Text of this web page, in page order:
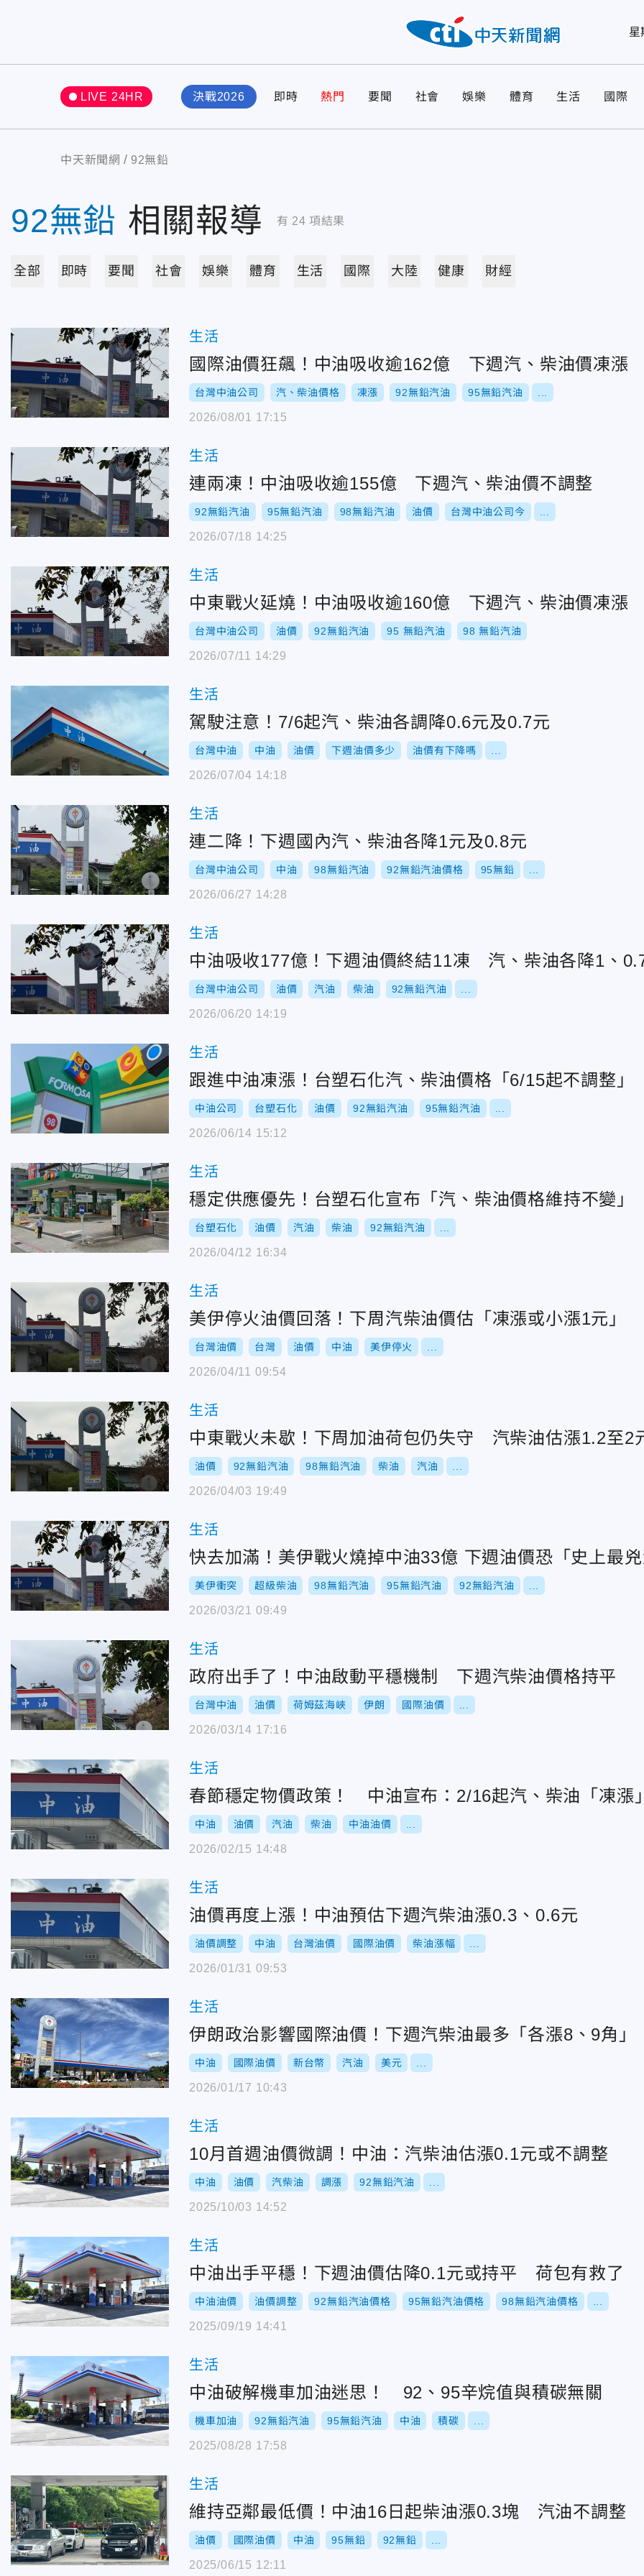
星
LIVE 24HR 決戰2026 即時 熱門 要聞 社會 娛樂 體育 生活 國際
中天新聞網 92無鉛
92無鉛 相關報導 有 24 項結果
全部 即時 要聞 社會 娛樂 體育 生活 國際 大陸 健康 財經
生活
國際油價狂飆！中油吸收逾162億 下週汽、柴油價凍漲
台灣中油公司 汽、柴油價格 凍漲 92無鉛汽油 95無鉛汽油
2026/08/01 17:15
生活
連兩凍！中油吸收逾155億 下週汽、柴油價不調整
92無鉛汽油 95無鉛汽油 98無鉛汽油 油價 台灣中油公司今
2026/07/18 14:25
生活
中東戰火延燒！中油吸收逾160億 下週汽、柴油價凍漲
台灣中油公司 油價 92無鉛汽油 95 無鉛汽油 98 無鉛汽油
2026/07/11 14:29
生活
駕駛注意！7/6起汽、柴油各調降0.6元及0.7元
台灣中油 中油 油價 下週油價多少 油價有下降嗎
2026/07/04 14:18
生活
連二降！下週國內汽、柴油各降1元及0.8元
台灣中油公司 中油 98無鉛汽油 92無鉛汽油價格 95無鉛
2026/06/27 14:28
生活
中油吸收177億！下週油價終結11凍 汽、柴油各降1、
台灣中油公司 油價 汽油 柴油 92無鉛汽油
2026/06/20 14:19
生活
跟進中油凍漲！台塑石化汽、柴油價格「6/15起不調整」
中油公司 台塑石化 油價 92無鉛汽油 95無鉛汽油
2026/06/14 15:12
生活
穩定供應優先！台塑石化宣布「汽、柴油價格維持不變」
台塑石化 油價 汽油 柴油 92無鉛汽油
2026/04/12 16:34
生活
美伊停火油價回落！下周汽柴油價估「凍漲或小漲1元」
台灣油價 台灣 油價 中油 美伊停火
2026/04/11 09:54
生活
中東戰火未歇！下周加油荷包仍失守 汽柴油估漲1.2至2
油價 92無鉛汽油 98無鉛汽油 柴油 汽油
2026/04/03 19:49
生活
快去加滿！美伊戰火燒掉中油33億 下週油價恐「史上最
美伊衝突 超級柴油 98無鉛汽油 95無鉛汽油 92無鉛汽油
2026/03/21 09:49
生活
政府出手了！中油啟動平穩機制 下週汽柴油價格持平
台灣中油 油價 荷姆茲海峽 伊朗 國際油價
2026/03/14 17:16
生活
春節穩定物價政策！ 中油宣布：2/16起汽、柴油「凍漲
中油 油價 汽油 柴油 中油油價
2026/02/15 14:48
生活
油價再度上漲！中油預估下週汽柴油漲0.3、0.6元
油價調整 中油 台灣油價 國際油價 柴油漲幅
2026/01/31 09:53
生活
伊朗政治影響國際油價！下週汽柴油最多「各漲8、9角」
中油 國際油價 新台幣 汽油 美元
2026/01/17 10:43
生活
10月首週油價微調！中油：汽柴油估漲0.1元或不調整
中油 油價 汽柴油 調漲 92無鉛汽油
2025/10/03 14:52
生活
中油出手平穩！下週油價估降0.1元或持平 荷包有救了
中油油價 油價調整 92無鉛汽油價格 95無鉛汽油價格 98無鉛汽油價格
2025/09/19 14:41
生活
中油破解機車加油迷思！ 92、95辛烷值與積碳無關
機車加油 92無鉛汽油 95無鉛汽油 中油 積碳
2025/08/28 17:58
生活
維持亞鄰最低價！中油16日起柴油漲0.3塊 汽油不調整
油價 國際油價 中油 95無鉛 92無鉛
2025/06/15 12:11